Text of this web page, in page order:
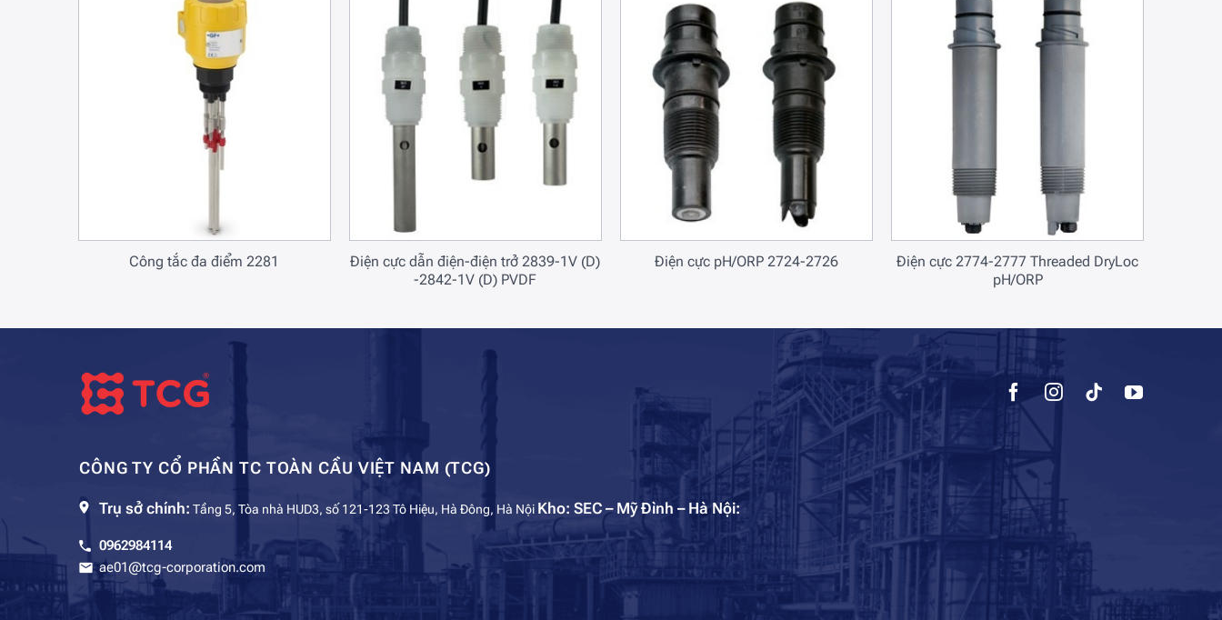
Công tắc đa điểm 2281
Điện cực dẫn điện-điện trở 2839-1V (D)
-2842-1V (D) PVDF
Điện cực pH/ORP 2724-2726
Điện cực 2774-2777 Threaded DryLoc
pH/ORP
CÔNG TY CỔ PHẦN TC TOÀN CẦU VIỆT NAM (TCG)
Trụ sở chính: Tầng 5, Tòa nhà HUD3, số 121-123 Tô Hiệu, Hà Đông, Hà Nội Kho: SEC – Mỹ Đình – Hà Nội:
0962984114
ae01@tcg-corporation.com